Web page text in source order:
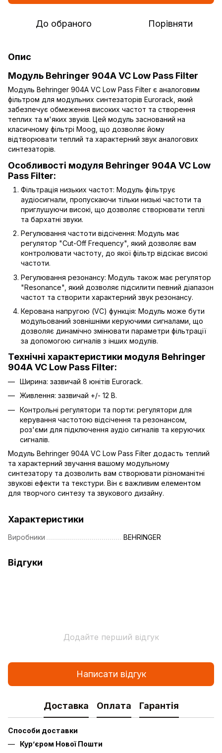
До обраного Порівняти
Опис
Модуль Behringer 904A VC Low Pass Filter
Модуль Behringer 904A VC Low Pass Filter є аналоговим
фільтром для модульних синтезаторів Eurorack, який
забезпечує обмеження високих частот та створення
теплих та м'яких звуків. Цей модуль заснований на
класичному фільтрі Moog, що дозволяє йому
відтворювати теплий та характерний звук аналогових
синтезаторів.
Особливості модуля Behringer 904A VC Low
Pass Filter:
Фільтрація низьких частот: Модуль фільтрує
аудіосигнали, пропускаючи тільки низькі частоти та
приглушуючи високі, що дозволяє створювати теплі
та бархатні звуки.
Регулювання частоти відсічення: Модуль має
регулятор "Cut-Off Frequency", який дозволяє вам
контролювати частоту, до якої фільтр відсікає високі
частоти.
Регулювання резонансу: Модуль також має регулятор
"Resonance", який дозволяє підсилити певний діапазон
частот та створити характерний звук резонансу.
Керована напругою (VC) функція: Модуль може бути
модульований зовнішніми керуючими сигналами, що
дозволяє динамічно змінювати параметри фільтрації
за допомогою сигналів з інших модулів.
Технічні характеристики модуля Behringer
904A VC Low Pass Filter:
Ширина: зазвичай 8 юнітів Eurorack.
Живлення: зазвичай +/- 12 В.
Контрольні регулятори та порти: регулятори для
керування частотою відсічення та резонансом,
роз'єми для підключення аудіо сигналів та керуючих
сигналів.
Модуль Behringer 904A VC Low Pass Filter додасть теплий
та характерний звучання вашому модульному
синтезатору та дозволить вам створювати різноманітні
звукові ефекти та текстури. Він є важливим елементом
для творчого синтезу та звукового дизайну.
Характеристики
Виробники BEHRINGER
Відгуки
Додайте перший відгук
Написати відгук
Доставка Оплата Гарантія
Способи доставки
Кур’єром Нової Пошти